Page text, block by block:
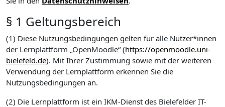
§ 1 Geltungsbereich
(1) Diese Nutzungsbedingungen gelten für alle Nutzer*innen
der Lernplattform „OpenMoodle“ (https://openmoodle.uni-
bielefeld.de). Mit Ihrer Zustimmung sowie mit der weiteren
Verwendung der Lernplattform erkennen Sie die
Nutzungsbedingungen an.
(2) Die Lernplattform ist ein IKM-Dienst des Bielefelder IT-